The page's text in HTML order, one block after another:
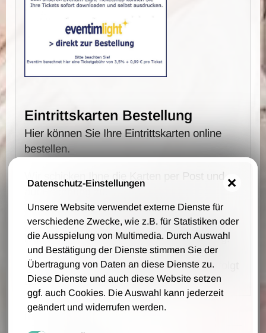
Eintrittskarten Bestellung
Hier können Sie Ihre Eintrittskarten online
bestellen.
Wir schicken Ihne die Karten per Post und
Es fallen keine Vorverkaufs- und
Bearbeitungsgebühren an - wir berechnen
lediglich 1,00 € Portokosten pro Bestellung.
Die Bestellung, Lieferung und Zahlung erfolgt
auf Grundlage unsere AGB.
Ihre Daten
Datenschutz-Einstellungen
Unsere Website verwendet externe Dienste für
verschiedene Zwecke, wie z.B. für Statistiken oder
die Ausspielung von Multimedia. Durch Auswahl
und Bestätigung der Dienste stimmen Sie der
Übertragung von Daten an diese Dienste zu.
Diese Dienste und auch diese Website setzen
ggf. auch Cookies. Die Auswahl kann jederzeit
geändert und widerrufen werden.